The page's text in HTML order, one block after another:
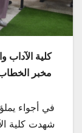
كلية الآداب
مخبر
في أجواء
شهدت كلية